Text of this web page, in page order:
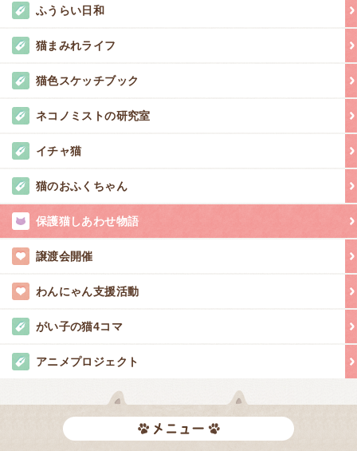
ふうらい日和
猫まみれライフ
猫色スケッチブック
ネコノミストの研究室
イチャ猫
猫のおふくちゃん
保護猫しあわせ物語
譲渡会開催
わんにゃん支援活動
がい子の猫4コマ
アニメプロジェクト